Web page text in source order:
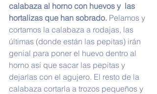
calabaza al horno con huevos y  las
hortalizas que han sobrado. Pelamos y
cortamos la calabaza a rodajas, las
últimas (donde están las pepitas) irán
genial para poner el huevo dentro al
horno así que sacar las pepitas y
dejarlas con el agujero. El resto de la
calabaza cortarla a trozos pequeños y